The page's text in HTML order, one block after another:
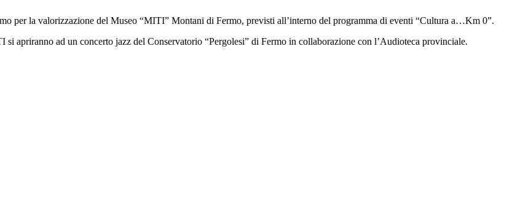
per la valorizzazione del Museo “MITI” Montani di Fermo, previsti all’interno del programma di eventi “Cultura a…Km 0”.
apriranno ad un concerto jazz del Conservatorio “Pergolesi” di Fermo in collaborazione con l’Audioteca provinciale.